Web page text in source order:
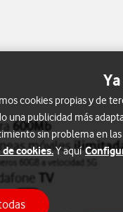
600Mb
móviles
60GB a velocidad 5G
TV
+
cookies propias y de
una publicidad más
sin problema en
cookies.Y aquí